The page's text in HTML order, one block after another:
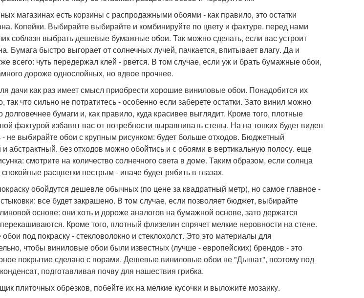
магазинах есть корзины с распродажными обоями - как правило, это остатки
Копейки. Выбирайте выбирайте и комбинируйте по цвету и фактуре. перед нами
соблазн выбрать дешевые бумажные обои. Так можно сделать, если вас устроит
Бумага быстро выгорает от солнечных лучей, пачкается, впитывает влагу. Да и
всего: чуть передержал клей - рвется. В том случае, если уж и брать бумажные обои,
дороже однослойных, но вдвое прочнее.
дачи как раз имеет смысл приобрести хорошие виниловые обои. Понадобится их
так что сильно не потратитесь - особенно если заберете остатки. Зато винил можно
бумаги и, как правило, куда красивее выглядит. Кроме того, плотные
фактурой избавят вас от потребности выравнивать стены. На на тонких будет виден
не выбирайте обои с крупным рисунком: будет больше отходов. Бюджетный
абстрактный. без отходов можно обойтись и с обоями в вертикальную полосу. еще
смотрите на количество солнечного света в доме. Таким образом, если солнца
расцветки пестрым - иначе будет рябить в глазах.
обойдутся дешевле обычных (по цене за квадратный метр), но самое главное -
все будет закрашено. В том случае, если позволяет бюджет, выбирайте
основе: они хоть и дороже аналогов на бумажной основе, зато держатся
Кроме того, плотный флизелин спрячет мелкие неровности на стене.
под покраску - стекловолокно и стеклохолст. Это это материалы для
чтобы виниловые обои были известных (лучше - европейских) брендов - это
покрытие сделано с порами. Дешевые виниловые обои не "Дышат", поэтому под
подготавливая почву для нашествия грибка.
плиточных обрезков, побейте их на мелкие кусочки и выложите мозаику.